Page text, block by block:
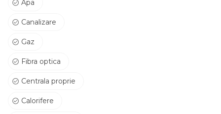
Apa
Canalizare
Gaz
Fibra optica
Centrala proprie
Calorifere